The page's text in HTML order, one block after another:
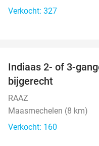
Verkocht: 327
Indiaas 2- of 3-
bijgerecht
RAAZ
Maasmechelen (8 km)
Verkocht: 160